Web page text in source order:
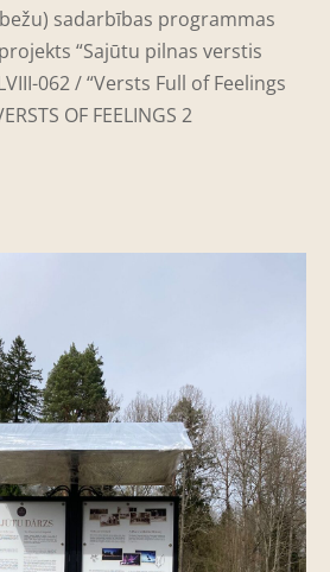
sadarbības programmas
“Sajūtu pilnas verstis
062 / “Versts Full of Feelings
OF FEELINGS 2